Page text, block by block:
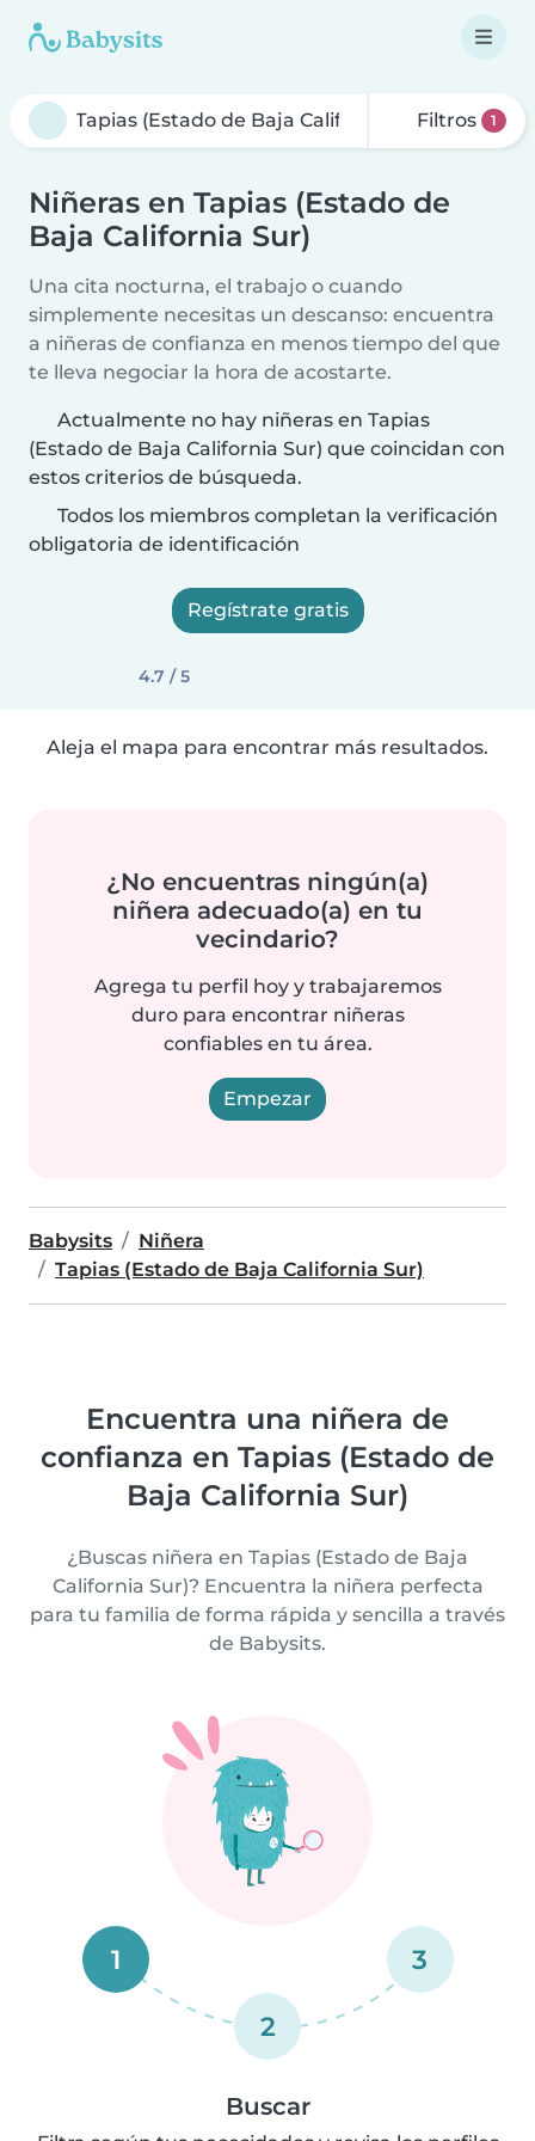
Filtros 1
Niñeras en Tapias (Estado de
Baja California Sur)
Una cita nocturna, el trabajo o cuando
simplemente necesitas un descanso: encuentra
a niñeras de confianza en menos tiempo del que
te lleva negociar la hora de acostarte.
Actualmente no hay niñeras en Tapias
(Estado de Baja California Sur) que coincidan con
estos criterios de búsqueda.
Todos los miembros completan la verificación
obligatoria de identificación
Regístrate gratis
4.7 / 5
Aleja el mapa para encontrar más resultados.
¿No encuentras ningún(a)
niñera adecuado(a) en tu
vecindario?
Agrega tu perfil hoy y trabajaremos
duro para encontrar niñeras
confiables en tu área.
Empezar
Babysits
Niñera
Tapias (Estado de Baja California Sur)
Encuentra una niñera de
confianza en Tapias (Estado de
Baja California Sur)
¿Buscas niñera en Tapias (Estado de Baja
California Sur)? Encuentra la niñera perfecta
para tu familia de forma rápida y sencilla a través
de Babysits.
1
2
3
Buscar